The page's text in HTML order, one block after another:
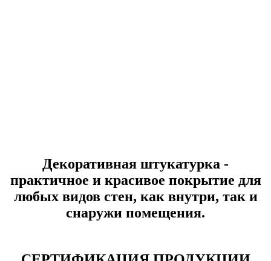
Декоративная штукатурка -
практичное и красивое покрытие для
любых видов стен, как внутри, так и
снаружи помещения.